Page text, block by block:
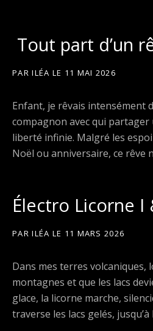
Tout part d’un
PARILÉA LE 11 MAI 2026
Enfant, je rêvais intensément
compagnon avec qui
liberté infinie. Malgré les
Noël ou anniversaire, ce rêve
Électro Licorne I
PARILÉA LE 11 MARS 2026
Dans mes terres volcaniques,
montagnes et que les lacs
glace, la licorne marche,
traverse les lacs gelés,